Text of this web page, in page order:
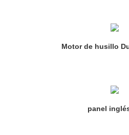
Motor de husillo
panel